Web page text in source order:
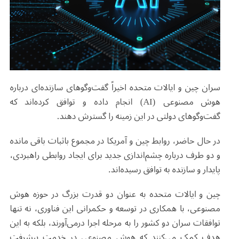
سران چین و ایالات متحده اخیراً گفت‌وگوهای سازنده‌ای درباره
هوش مصنوعی (AI) انجام داده و توافق کرده‌اند که
گفت‌وگوهای دولتی در این زمینه را گسترش دهند.
در حال حاضر، روابط چین و آمریکا در مجموع باثبات باقی مانده
و دو طرف درباره چشم‌اندازی جدید برای ایجاد روابطی راهبردی،
پایدار و سازنده به توافق رسیده‌اند.
چین و ایالات متحده به عنوان دو قدرت بزرگ در حوزه هوش
مصنوعی، با همکاری در توسعه و حکمرانی این فناوری، نه تنها
توافقات سران دو کشور را به مرحله اجرا درمی‌آورند، بلکه به این